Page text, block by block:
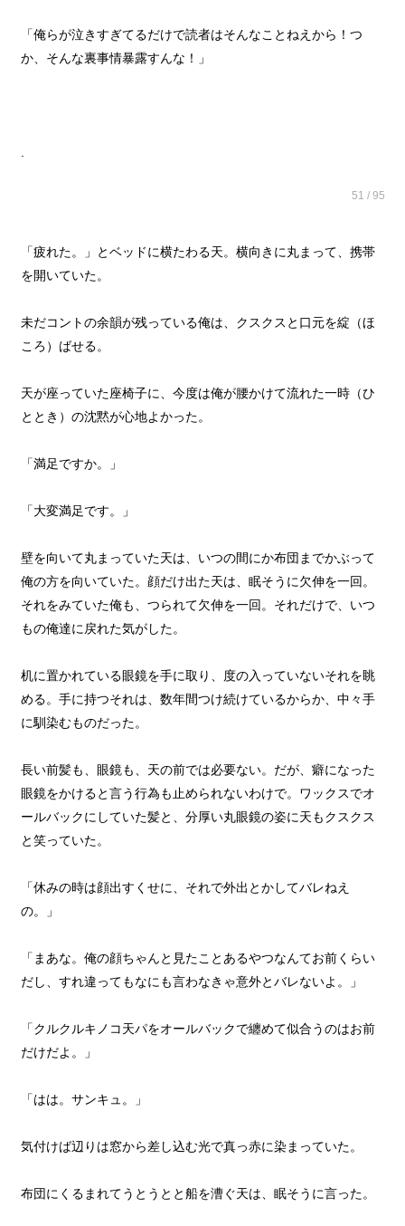
「俺らが泣きすぎてるだけで読者はそんなことねえから！つ
か、そんな裏事情暴露すんな！」
51 / 95
「疲れた。」とベッドに横たわる天。横向きに丸まって、携帯
を開いていた。
未だコントの余韻が残っている俺は、クスクスと口元を綻（ほ
ころ）ばせる。
天が座っていた座椅子に、今度は俺が腰かけて流れた一時（ひ
ととき）の沈黙が心地よかった。
「満足ですか。」
「大変満足です。」
壁を向いて丸まっていた天は、いつの間にか布団までかぶって
俺の方を向いていた。顔だけ出た天は、眠そうに欠伸を一回。
それをみていた俺も、つられて欠伸を一回。それだけで、いつ
もの俺達に戻れた気がした。
机に置かれている眼鏡を手に取り、度の入っていないそれを眺
める。手に持つそれは、数年間つけ続けているからか、中々手
に馴染むものだった。
長い前髪も、眼鏡も、天の前では必要ない。だが、癖になった
眼鏡をかけると言う行為も止められないわけで。ワックスでオ
ールバックにしていた髪と、分厚い丸眼鏡の姿に天もクスクス
と笑っていた。
「休みの時は顔出すくせに、それで外出とかしてバレねえ
の。」
「まあな。俺の顔ちゃんと見たことあるやつなんてお前くらい
だし、すれ違ってもなにも言わなきゃ意外とバレないよ。」
「クルクルキノコ天パをオールバックで纏めて似合うのはお前
だけだよ。」
「はは。サンキュ。」
気付けば辺りは窓から差し込む光で真っ赤に染まっていた。
布団にくるまれてうとうとと船を漕ぐ天は、眠そうに言った。